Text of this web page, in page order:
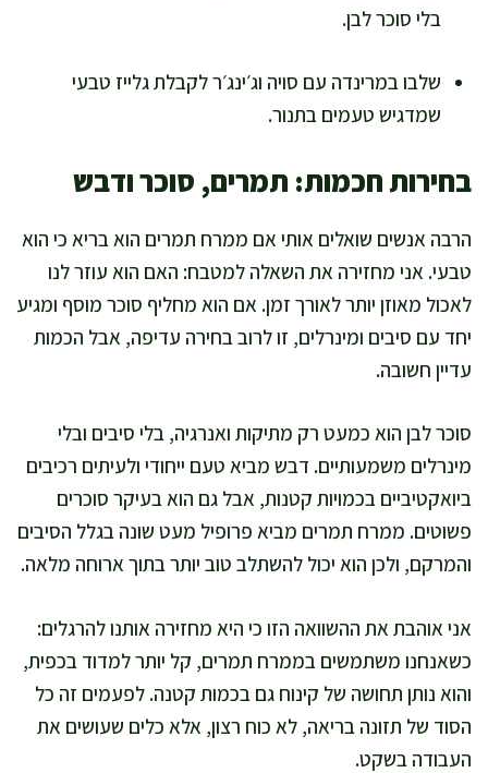
בלי סוכר לבן.
שלבו במרינדה עם סויה וג׳ינג׳ר לקבלת גלייז טבעי
שמדגיש טעמים בתנור.
בחירות חכמות: תמרים, סוכר ודבש
הרבה אנשים שואלים אותי אם ממרח תמרים הוא בריא כי הוא
טבעי. אני מחזירה את השאלה למטבח: האם הוא עוזר לנו
לאכול מאוזן יותר לאורך זמן. אם הוא מחליף סוכר מוסף ומגיע
יחד עם סיבים ומינרלים, זו לרוב בחירה עדיפה, אבל הכמות
עדיין חשובה.
סוכר לבן הוא כמעט רק מתיקות ואנרגיה, בלי סיבים ובלי
מינרלים משמעותיים. דבש מביא טעם ייחודי ולעיתים רכיבים
ביואקטיביים בכמויות קטנות, אבל גם הוא בעיקר סוכרים
פשוטים. ממרח תמרים מביא פרופיל מעט שונה בגלל הסיבים
והמרקם, ולכן הוא יכול להשתלב טוב יותר בתוך ארוחה מלאה.
אני אוהבת את ההשוואה הזו כי היא מחזירה אותנו להרגלים:
כשאנחנו משתמשים בממרח תמרים, קל יותר למדוד בכפית,
והוא נותן תחושה של קינוח גם בכמות קטנה. לפעמים זה כל
הסוד של תזונה בריאה, לא כוח רצון, אלא כלים שעושים את
העבודה בשקט.